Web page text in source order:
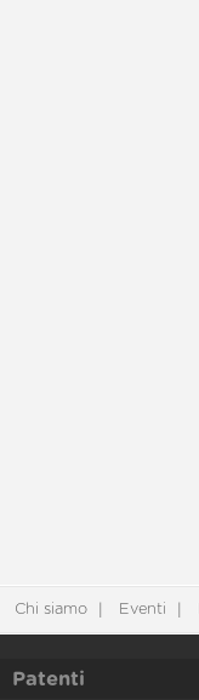
Chi siamo Eventi
Patenti